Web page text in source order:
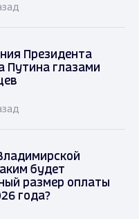
Президента
Путина глазами
будет
размер оплаты
года?